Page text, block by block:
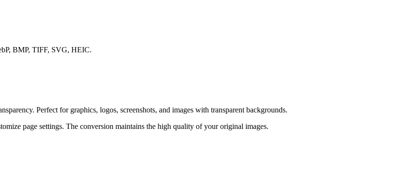
BMP, TIFF, SVG, HEIC.
Perfect for graphics, logos, screenshots, and images with transparent backgrounds.
page settings. The conversion maintains the high quality of your original images.